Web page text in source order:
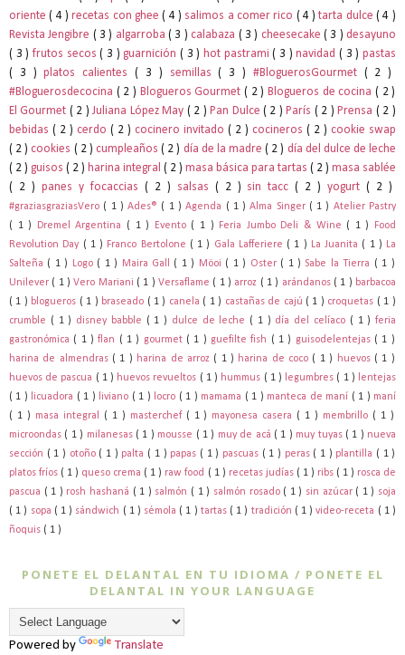
oriente( 4 )recetas con ghee( 4 ) salimos a comer rico ( 4 )tarta dulce( 4 )
Revista Jengibre ( 3 ) algarroba( 3 )calabaza ( 3 ) cheesecake ( 3 )desayuno
( 3 )frutos secos( 3 ) guarnición( 3 ) hot pastrami( 3 )navidad( 3 )pastas
( 3 )platos calientes( 3 ) semillas( 3 ) #BloguerosGourmet ( 2 )
#Bloguerosdecocina ( 2 ) Blogueros Gourmet( 2 ) Blogueros de cocina( 2 )
El Gourmet ( 2 )Juliana López May ( 2 ) Pan Dulce ( 2 ) París ( 2 ) Prensa ( 2 )
bebidas ( 2 ) cerdo ( 2 ) cocinero invitado ( 2 ) cocineros ( 2 ) cookie swap
( 2 )cookies ( 2 ) cumpleaños( 2 ) día de la madre( 2 ) día del dulce de leche
( 2 ) guisos ( 2 ) harina integral ( 2 ) masa básica para tartas ( 2 ) masa sablée
( 2 ) panes y focaccias ( 2 ) salsas ( 2 ) sin tacc( 2 )yogurt( 2 )
#graziasgraziasVero ( 1 )Ades® ( 1 )Agenda ( 1 )Alma Singer ( 1 ) Atelier Pastry
( 1 )
Dremel Argentina ( 1 ) Evento ( 1 ) Feria Jumbo Deli & Wine ( 1 )
Food
Revolution Day ( 1 ) Franco Bertolone ( 1 ) Gala Lafferiere ( 1 ) La Juanita ( 1 ) La
Salteña ( 1 ) Logo ( 1 ) Maira Gall ( 1 ) Möoi ( 1 ) Oster ( 1 ) Sabe la Tierra ( 1 )
Unilever ( 1 )Vero Mariani ( 1 )Versaflame ( 1 ) arroz ( 1 ) arándanos ( 1 ) barbacoa
( 1 ) blogueros ( 1 ) braseado ( 1 ) canela ( 1 ) castañas de cajú ( 1 ) croquetas ( 1 )
crumble ( 1 ) disney babble ( 1 ) dulce de leche ( 1 ) día del celíaco ( 1 )feria
gastronómica ( 1 )flan ( 1 ) gourmet ( 1 )guefilte fish ( 1 ) guisodelentejas ( 1 )
harina de almendras ( 1 ) harina de arroz ( 1 ) harina de coco ( 1 ) huevos ( 1 )
huevos de pascua ( 1 ) huevos revueltos ( 1 ) hummus ( 1 ) legumbres ( 1 )
lentejas
( 1 )
licuadora ( 1 ) liviano ( 1 ) locro ( 1 ) mamama ( 1 ) manteca de maní ( 1 ) maní
( 1 ) masa integral ( 1 ) masterchef ( 1 ) mayonesa casera ( 1 ) membrillo ( 1 )
microondas ( 1 ) milanesas ( 1 ) mousse ( 1 ) muy de acá ( 1 ) muy tuyas ( 1 ) nueva
sección ( 1 ) otoño ( 1 ) palta ( 1 ) papas ( 1 ) pascuas ( 1 ) peras ( 1 ) plantilla ( 1 )
platos fríos ( 1 ) queso crema ( 1 ) raw food ( 1 ) recetas judías ( 1 ) ribs ( 1 ) rosca de
pascua ( 1 ) rosh hashaná ( 1 ) salmón ( 1 ) salmón rosado ( 1 ) sin azúcar ( 1 ) soja
( 1 ) sopa ( 1 ) sándwich ( 1 ) sémola ( 1 ) tartas ( 1 ) tradición ( 1 )video-receta ( 1 )
ñoquis ( 1 )
PONETE EL DELANTAL EN TU IDIOMA / PONETE EL
DELANTAL IN YOUR LANGUAGE
Powered by Translate